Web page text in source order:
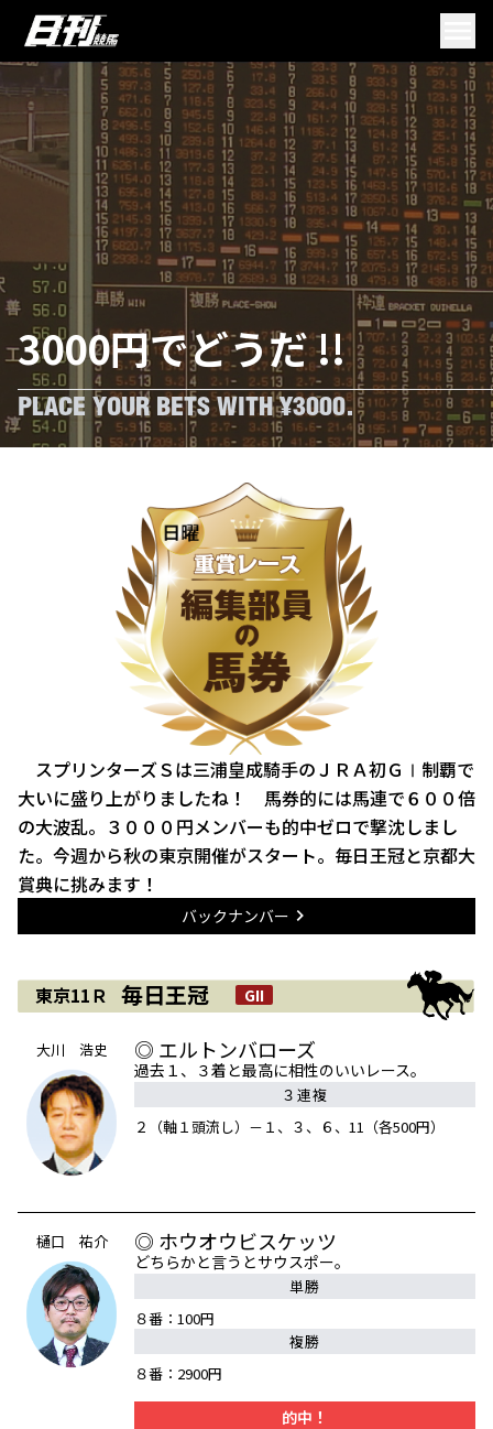
3000円でどうだ !!
PLACE YOUR BETS WITH ¥3000.
スプリンターズＳは三浦皇成騎手のＪＲＡ初ＧⅠ制覇で
大いに盛り上がりましたね！ 馬券的には馬連で６００倍
の大波乱。３０００円メンバーも的中ゼロで撃沈しまし
た。今週から秋の東京開催がスタート。毎日王冠と京都大
賞典に挑みます！
バックナンバー
東京11Ｒ 毎日王冠 GII
大川 浩史 ◎ エルトンバローズ
過去１、３着と最高に相性のいいレース。
３連複
２（軸１頭流し）－１、３、６、11（各500円）
樋口 祐介 ◎ ホウオウビスケッツ
どちらかと言うとサウスポー。
単勝
８番：100円
複勝
８番：2900円
的中！